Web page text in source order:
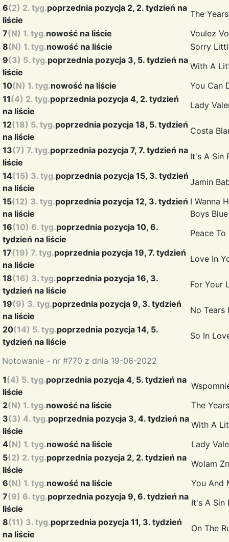
Notowanie - nr #770 z dnia 19-06-2022
6(2) 2. tyg.poprzednia pozycja 2, 2. tydzień na
liście
The
7(N) 1. tyg.nowość na liście
Voulez
8(N) 1. tyg.nowość na liście
Sorry
9(3) 5. tyg.poprzednia pozycja 3, 5. tydzień na
liście
With A
10(N) 1. tyg.nowość na liście
You Can
11(4) 2. tyg.poprzednia pozycja 4, 2. tydzień
na liście
Lady
12(18) 5. tyg.poprzednia pozycja 18, 5. tydzień
na liście
Costa
13(7) 7. tyg.poprzednia pozycja 7, 7. tydzień na
liście
It's A Sin
14(15) 3. tyg.poprzednia pozycja 15, 3. tydzień
na liście
Jamin
15(12) 3. tyg.poprzednia pozycja 12, 3. tydzień
na liście
I Wanna
Boys Blue
16(10) 6. tyg.poprzednia pozycja 10, 6.
tydzień na liście
Peace
17(19) 7. tyg.poprzednia pozycja 19, 7. tydzień
na liście
Love In
18(16) 3. tyg.poprzednia pozycja 16, 3.
tydzień na liście
For Your
19(9) 3. tyg.poprzednia pozycja 9, 3. tydzień
na liście
No Tears
20(14) 5. tyg.poprzednia pozycja 14, 5.
tydzień na liście
So In
1(4) 5. tyg.poprzednia pozycja 4, 5. tydzień na
liście
2(N) 1. tyg.nowość na liście
The
3(3) 4. tyg.poprzednia pozycja 3, 4. tydzień na
liście
With A
4(N) 1. tyg.nowość na liście
Lady
5(2) 2. tyg.poprzednia pozycja 2, 2. tydzień na
liście
Wolam
6(N) 1. tyg.nowość na liście
You And
7(9) 6. tyg.poprzednia pozycja 9, 6. tydzień na
liście
It's A Sin
8(11) 3. tyg.poprzednia pozycja 11, 3. tydzień
na liście
On The